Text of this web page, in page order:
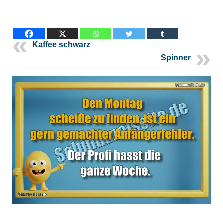
Kaffee schwarz
Spinner